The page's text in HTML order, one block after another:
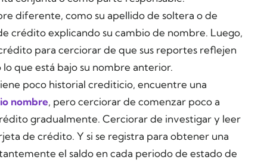
diferente, como su apellido de soltera o de
crédito explicando su cambio de nombre. Luego,
para cerciorar de que sus reportes reflejen
que está bajo su nombre anterior.
poco historial crediticio, encuentre una
nombre, pero cerciorar de comenzar poco a
gradualmente. Cerciorar de investigar y leer
de crédito. Y si se registra para obtener una
el saldo en cada periodo de estado de